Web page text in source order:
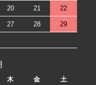
20 21 22
27 28 29
木 金
土